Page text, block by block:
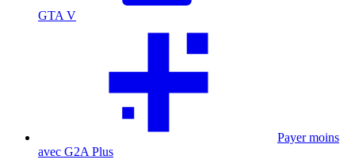
GTA V
Payer moins
avec G2A Plus